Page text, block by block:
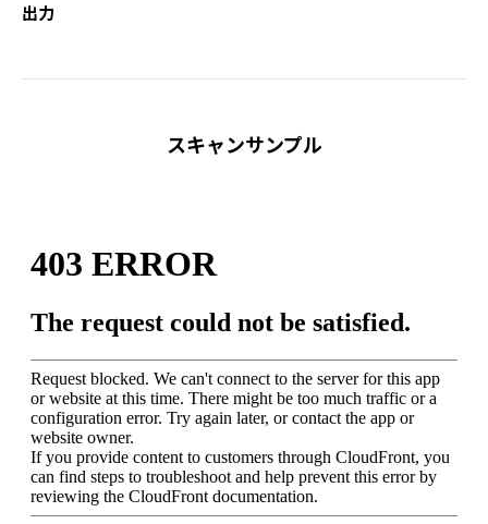
出力
スキャンサンプル